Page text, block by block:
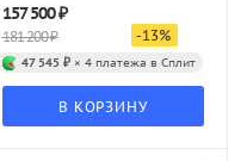
157 500₽
181 200₽ -13%
47 545 ₽× 4 платежа в Сплит
В КОРЗИНУ